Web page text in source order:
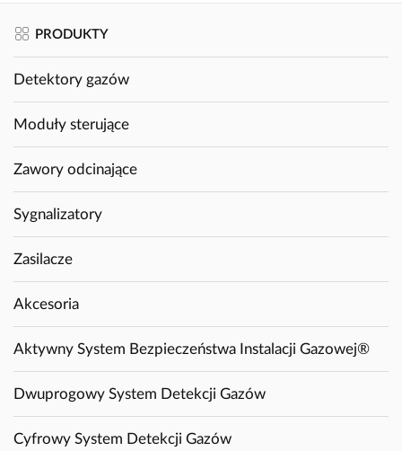
PRODUKTY
Detektory gazów
Moduły sterujące
Zawory odcinające
Sygnalizatory
Zasilacze
Akcesoria
Aktywny System Bezpieczeństwa Instalacji Gazowej®
Dwuprogowy System Detekcji Gazów
Cyfrowy System Detekcji Gazów